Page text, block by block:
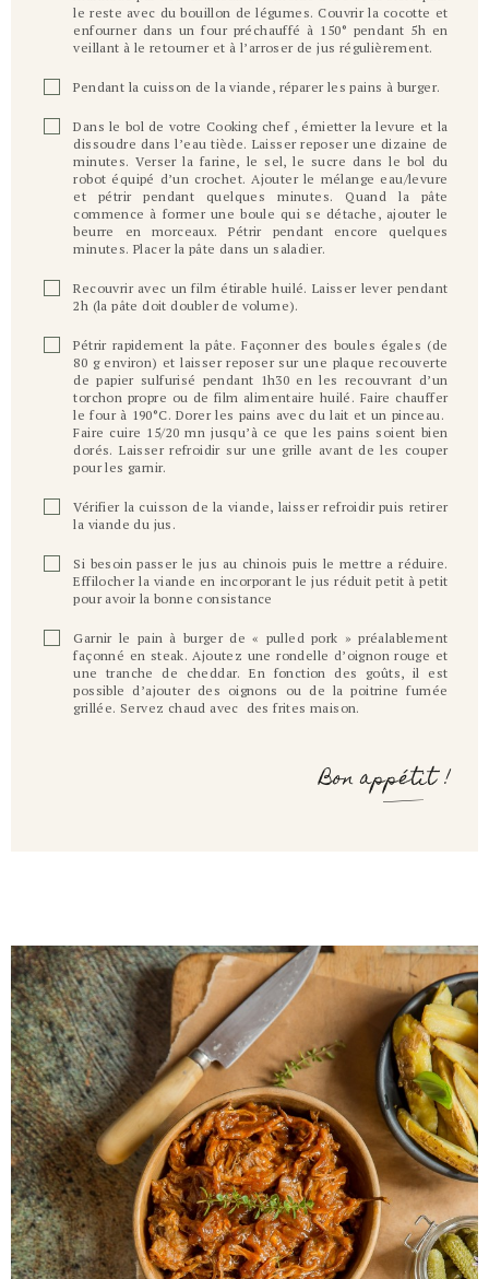
le reste avec du bouillon de légumes. Couvrir la cocotte et
enfourner dans un four préchauffé à 150° pendant 5h en
veillant à le retourner et à l’arroser de jus régulièrement.
Pendant la cuisson de la viande, réparer les pains à burger.
Dans le bol de votre Cooking chef , émietter la levure et la
dissoudre dans l’eau tiède. Laisser reposer une dizaine de
minutes. Verser la farine, le sel, le sucre dans le bol du
robot équipé d’un crochet. Ajouter le mélange eau/levure
et pétrir pendant quelques minutes. Quand la pâte
commence à former une boule qui se détache, ajouter le
beurre en morceaux. Pétrir pendant encore quelques
minutes. Placer la pâte dans un saladier.
Recouvrir avec un film étirable huilé. Laisser lever pendant
2h (la pâte doit doubler de volume).
Pétrir rapidement la pâte. Façonner des boules égales (de
80 g environ) et laisser reposer sur une plaque recouverte
de papier sulfurisé pendant 1h30 en les recouvrant d’un
torchon propre ou de film alimentaire huilé. Faire chauffer
le four à 190°C. Dorer les pains avec du lait et un pinceau.
Faire cuire 15/20 mn jusqu’à ce que les pains soient bien
dorés. Laisser refroidir sur une grille avant de les couper
pour les garnir.
Vérifier la cuisson de la viande, laisser refroidir puis retirer
la viande du jus.
Si besoin passer le jus au chinois puis le mettre a réduire.
Effilocher la viande en incorporant le jus réduit petit à petit
pour avoir la bonne consistance
Garnir le pain à burger de « pulled pork » préalablement
façonné en steak. Ajoutez une rondelle d’oignon rouge et
une tranche de cheddar. En fonction des goûts, il est
possible d’ajouter des oignons ou de la poitrine fumée
grillée. Servez chaud avec des frites maison.
Bon appétit !